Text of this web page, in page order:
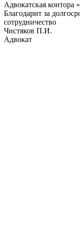
Адвокатская контора
Благодарит за
сотрудничество
Чистяков П.И.
Адвокат